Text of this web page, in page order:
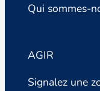
Qui sommes-
AGIR
Signalez une